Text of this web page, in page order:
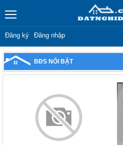
Đăng ký Đăng nhập
BĐS NỔI BẬT